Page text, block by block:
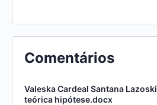
Comentários
Valeska Cardeal Santana Lazoski
teórica hipótese.docx